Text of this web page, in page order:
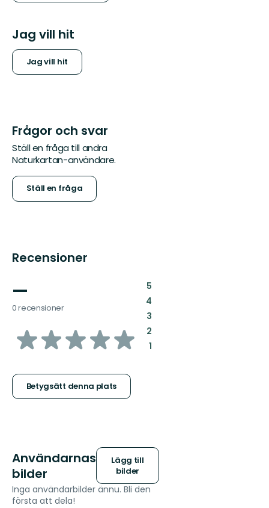
Jag vill hit
Jag vill hit
Frågor och svar
Ställ en fråga till andra
Naturkartan-användare.
Ställ en fråga
Recensioner
—
0 recensioner
av
stjärnor
Betygsätt denna plats
5:
4:
3:
2:
1:
Användarnas
bilder
Lägg till
bilder
Inga användarbilder ännu. Bli den
första att dela!